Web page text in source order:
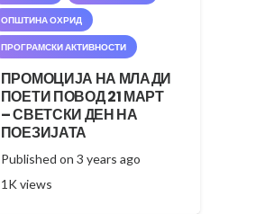
ОПШТИНА ОХРИД
ПРОГРАМСКИ АКТИВНОСТИ
ПРОМОЦИЈА НА МЛАДИ
ПОЕТИ ПОВОД 21 МАРТ
– СВЕТСКИ ДЕН НА
ПОЕЗИЈАТА
Published on 3 years ago
1Kviews